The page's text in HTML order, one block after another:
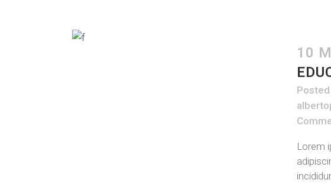
10
Lorem